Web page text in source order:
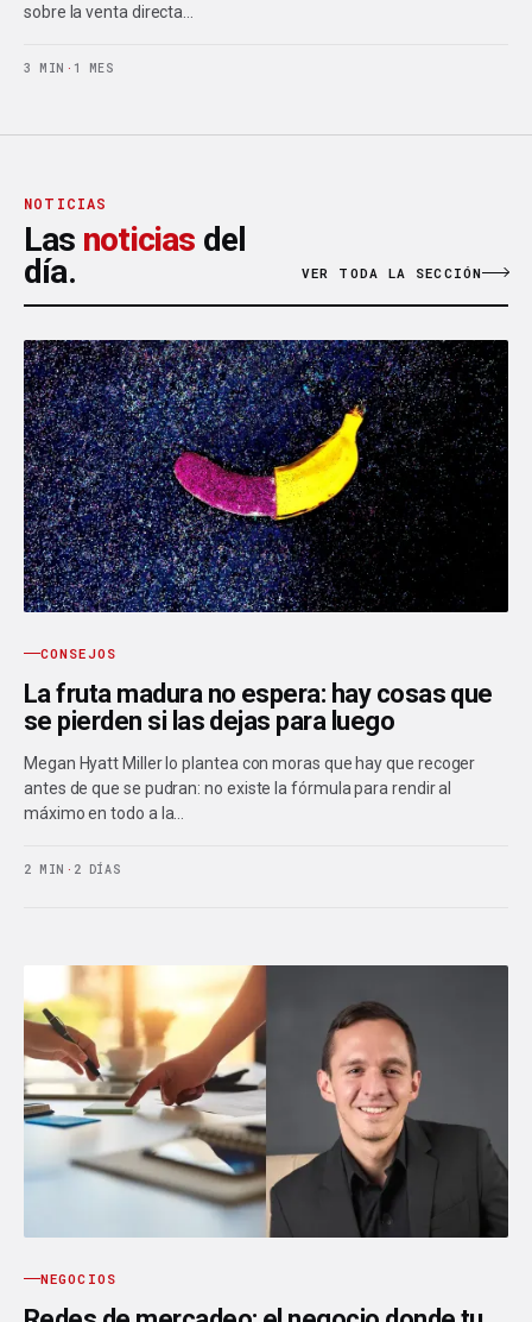
sobre la venta directa…
3 MIN · 1 MES
NOTICIAS
Las noticias del
día.
VER TODA LA SECCIÓN
CONSEJOS
La fruta madura no espera: hay cosas que
se pierden si las dejas para luego
Megan Hyatt Miller lo plantea con moras que hay que recoger
antes de que se pudran: no existe la fórmula para rendir al
máximo en todo a la…
2 MIN · 2 DÍAS
NEGOCIOS